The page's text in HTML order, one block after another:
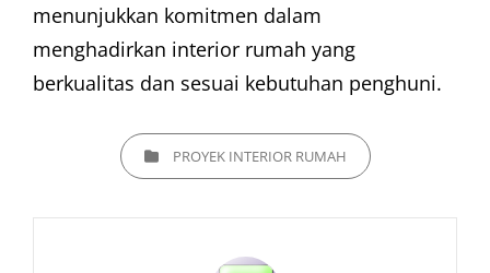
menunjukkan komitmen dalam
menghadirkan interior rumah yang
berkualitas dan sesuai kebutuhan penghuni.
CATEGORIESPROYEK INTERIOR RUMAH